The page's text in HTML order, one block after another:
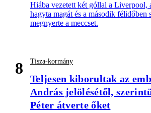
Hiába vezetett két góllal a Liverpool,
hagyta magát és a második félidőben
megnyerte a meccset.
8 Tisza-kormány
Teljesen kiborultak az
András jelölésétől,
Péter átverte őket